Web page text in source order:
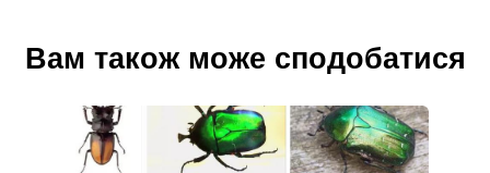
Вам також може сподобатися